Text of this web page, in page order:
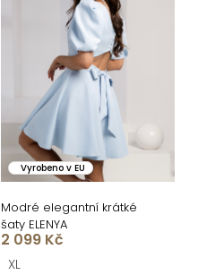
Vyrobeno v EU
Modré elegantní krátké
šaty ELENYA
2 099 Kč
XL